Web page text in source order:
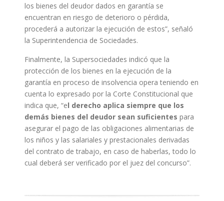
los bienes del deudor dados en garantía se
encuentran en riesgo de deterioro o pérdida,
procederá a autorizar la ejecución de estos”, señaló
la Superintendencia de Sociedades.
Finalmente, la Supersociedades indicó que la
protección de los bienes en la ejecución de la
garantía en proceso de insolvencia opera teniendo en
cuenta lo expresado por la Corte Constitucional que
indica que, “el derecho aplica siempre que los
demás bienes del deudor sean suficientes para
asegurar el pago de las obligaciones alimentarias de
los niños y las salariales y prestacionales derivadas
del contrato de trabajo, en caso de haberlas, todo lo
cual deberá ser verificado por el juez del concurso”.